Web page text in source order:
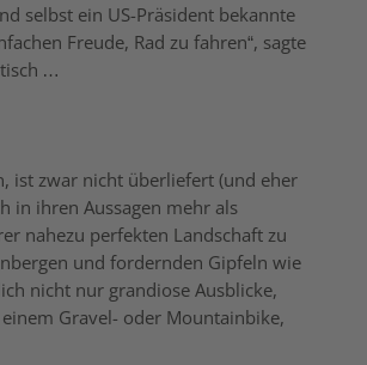
selbst ein US-Präsident bekannte
Freude, Rad zu fahren“, sagte
…
ist zwar nicht überliefert (und eher
in ihren Aussagen mehr als
nahezu perfekten Landschaft zu
und fordernden Gipfeln wie
nicht nur grandiose Ausblicke,
Gravel- oder Mountainbike,